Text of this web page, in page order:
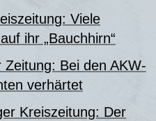
Viele
ihr „Bauchhirn“
Bei den AKW-
verhärtet
Kreiszeitung: Der